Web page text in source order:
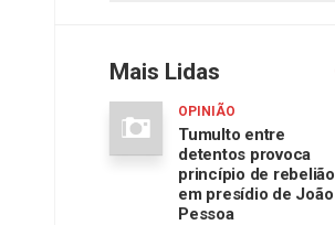
Mais Lidas
OPINIÃO
Tumulto entre
detentos provoca
princípio de rebelião
em presídio de João
Pessoa